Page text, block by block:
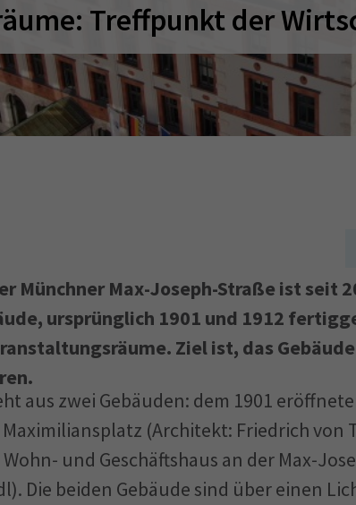
Hier können Sie auch aus den
34a 34c Ausbildungsvertrag Fachwirt
Treffpunkt der
Münchner Max-Joseph-Straße ist seit
ursprünglich 1901 und 1912
Ziel ist, das
aus zwei Gebäuden: dem 1901
(Architekt: Friedrich von
und Geschäftshaus an der Max-
Die beiden Gebäude sind über einen